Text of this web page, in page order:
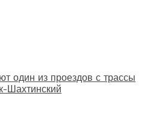
один из проездов с трассы
Шахтинский